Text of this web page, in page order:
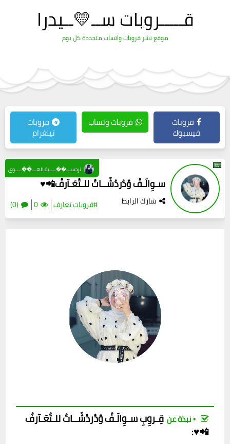
قـــــروبات ســ💛ــيدرا
موقع نشر قروبات واتساب متجددة كل يوم
قروبات
فيسبوك
قروبات وتساب قروبات
تيلغرام
سـوِالَـفُ وٌدُردُشّــاتُ للـتُعَـآرفُ📲♥️
شارك الرابط #قروبات تعارف 0
(0)
نرجســـ��ــــية الهـــ��ــــوى
▪︎ نبذة عن قِـروِبِسـوِالَـفُ وٌدُردُشّــاتُ للـتُعَـآرفُ
📲♥️
: